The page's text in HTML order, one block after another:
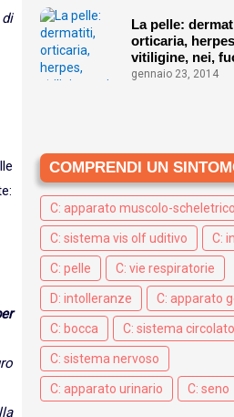
La pelle:
orticaria,
vitiligine, nei,
Sant'Antonio
gennaio 23, 2014
COMPRENDI UN
C: apparato muscolo-scheletrico
C: sistema vis olf uditivo C:
C: pelle C: vie respiratorie
D: intolleranze C: apparato
C: bocca C: sistema
C: sistema nervoso
C: apparato urinario C: seno